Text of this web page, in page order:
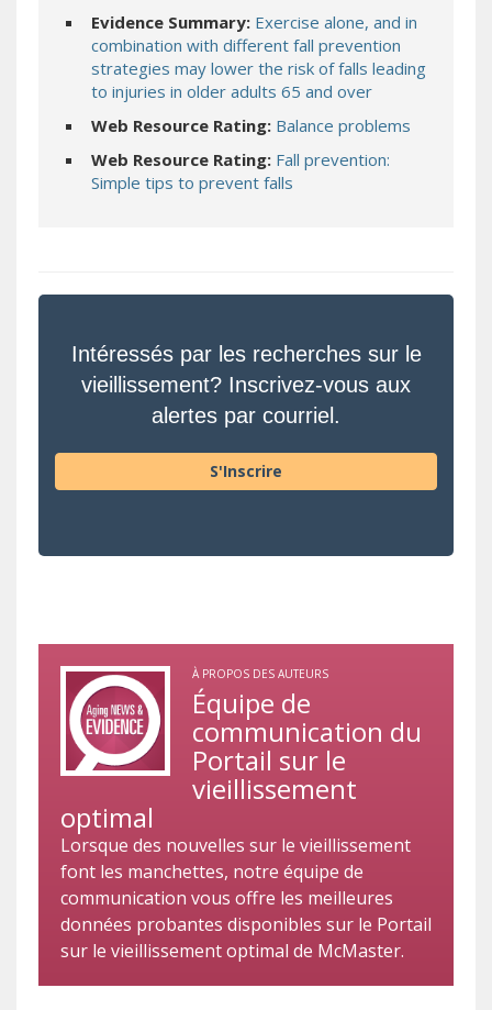
Evidence Summary: Exercise alone, and in
combination with different fall prevention
strategies may lower the risk of falls leading
to injuries in older adults 65 and over(s’ouvre sur
Web Resource Rating: Balance problems
Web Resource Rating: Fall prevention:
Simple tips to prevent falls
Intéressés par les recherches sur le
vieillissement? Inscrivez-vous aux
alertes par courriel.
S'Inscrire
À PROPOS DES AUTEURS
Équipe de
communication du
Portail sur le
vieillissement
optimal
Lorsque des nouvelles sur le vieillissement
font les manchettes, notre équipe de
communication vous offre les meilleures
données probantes disponibles sur le Portail
sur le vieillissement optimal de McMaster.